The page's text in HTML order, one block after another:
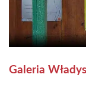
Galeria